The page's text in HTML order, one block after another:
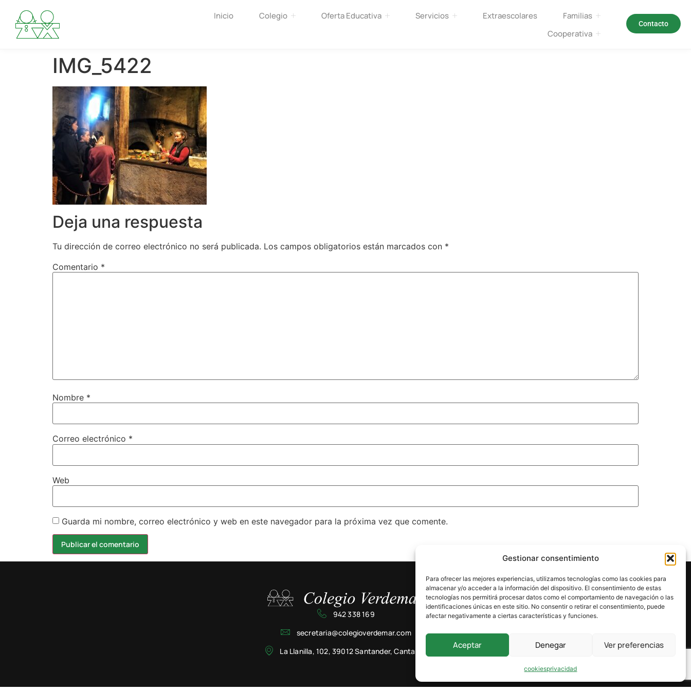
Gestionar consentimiento
Para ofrecer las mejores experiencias, utilizamos tecnologías como las cookies para
almacenar y/o acceder a la información del dispositivo. El consentimiento de estas
tecnologías nos permitirá procesar datos como el comportamiento de navegación o las
identificaciones únicas en este sitio. No consentir o retirar el consentimiento, puede
afectar negativamente a ciertas características y funciones.
Aceptar Denegar Ver preferencias
cookiesprivacidad
Inicio Colegio Oferta Educativa Servicios Extraescolares
Familias
Cooperativa
Contacto
IMG_5422
Deja una respuesta
Tu dirección de correo electrónico no será publicada. Los campos obligatorios están marcados con *
Comentario *
Nombre *
Correo electrónico *
Web
Guarda mi nombre, correo electrónico y web en este navegador para la próxima vez que comente.
942 338 169
secretaria@colegioverdemar.com
La Llanilla, 102, 39012 Santander, Cantabria